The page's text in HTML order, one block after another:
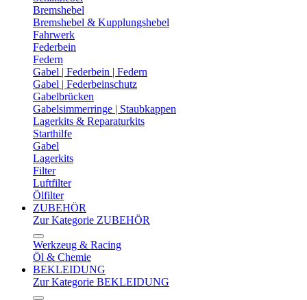
Bremshebel
Bremshebel & Kupplungshebel
Fahrwerk
Federbein
Federn
Gabel | Federbein | Federn
Gabel | Federbeinschutz
Gabelbrücken
Gabelsimmerringe | Staubkappen
Lagerkits & Reparaturkits
Starthilfe
Gabel
Lagerkits
Filter
Luftfilter
Ölfilter
ZUBEHÖR
Zur Kategorie ZUBEHÖR
Werkzeug & Racing
Öl & Chemie
BEKLEIDUNG
Zur Kategorie BEKLEIDUNG